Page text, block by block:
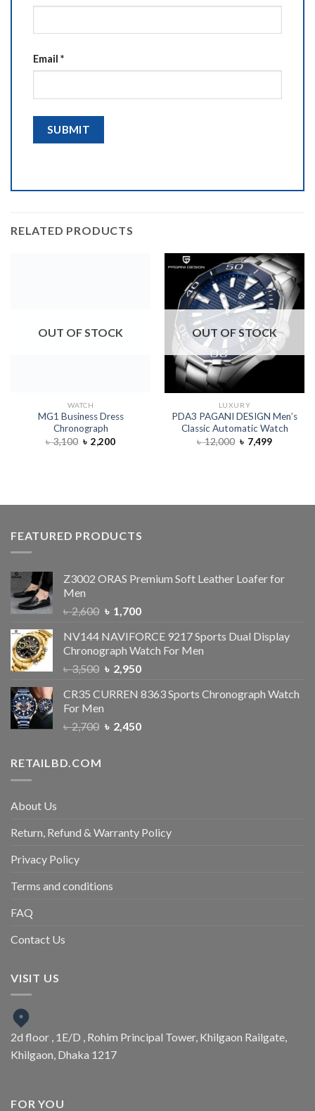
Email *
RELATED PRODUCTS
OUT OF STOCK
WATCH
MG1 Business Dress
Chronograph
৳3,100 ৳ 2,200
OUT OF STOCK
LUXURY
PDA3 PAGANI DESIGN Men’s
Classic Automatic Watch
৳12,000 ৳ 7,499
FEATURED PRODUCTS
Z3002 ORAS Premium Soft Leather Loafer for
Men
৳2,600 ৳ 1,700
NV144 NAVIFORCE 9217 Sports Dual Display
Chronograph Watch For Men
৳3,500 ৳ 2,950
CR35 CURREN 8363 Sports Chronograph Watch
For Men
৳2,700 ৳ 2,450
RETAILBD.COM
About Us
Return, Refund & Warranty Policy
Privacy Policy
Terms and conditions
FAQ
Contact Us
VISIT US
2d floor , 1E/D , Rohim Principal Tower, Khilgaon Railgate,
Khilgaon, Dhaka 1217
FOR YOU